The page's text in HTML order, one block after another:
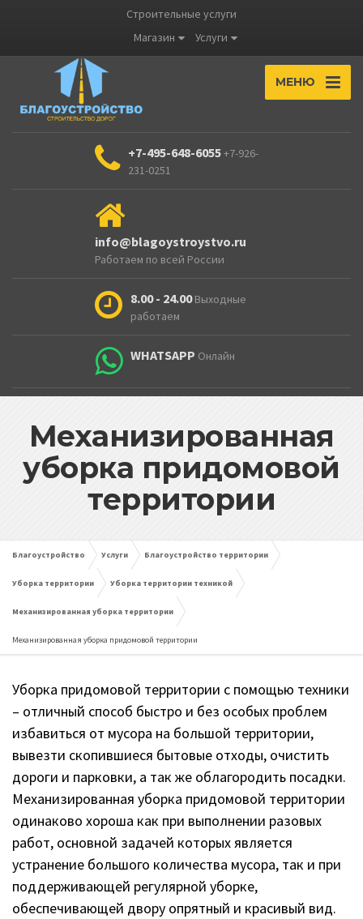
Строительные услуги
Магазин
Услуги
МЕНЮ
+7-495-648-6055+7-926-
231-0251
info@blagoystroystvo.ru
Работаем по всей России
8.00 - 24.00 Выходные
работаем
WHATSAPP Онлайн
Механизированная
уборка придомовой
территории
Благоустройство Услуги Благоустройство территории
Уборка территории Уборка территории техникой
Механизированная уборка территории
Механизированная уборка придомовой территории
Уборка придомовой территории с помощью техники
– отличный способ быстро и без особых проблем
избавиться от мусора на большой территории,
вывезти скопившиеся бытовые отходы, очистить
дороги и парковки, а так же облагородить посадки.
Механизированная уборка придомовой территории
одинаково хороша как при выполнении разовых
работ, основной задачей которых является
устранение большого количества мусора, так и при
поддерживающей регулярной уборке,
обеспечивающей двору опрятный и красивый вид.